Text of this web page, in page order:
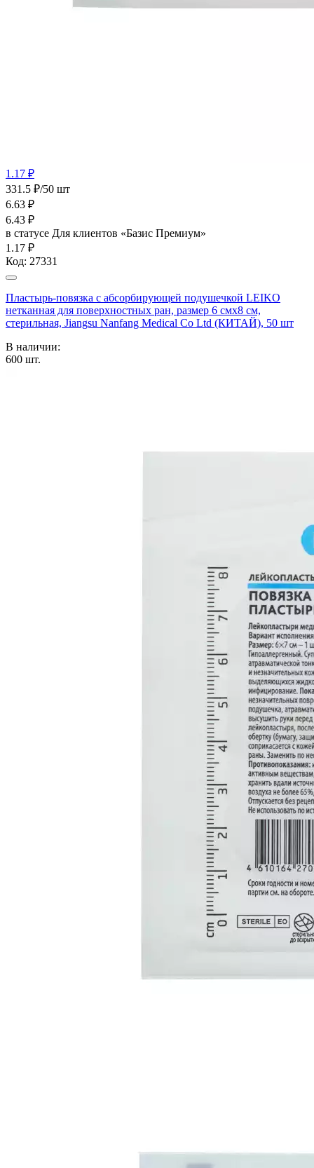
1.17 ₽
331.5 ₽/50 шт
6.63 ₽
6.43 ₽
в статусе Для клиентов «Базис Премиум»
1.17 ₽
Код: 27331
Пластырь-повязка с абсорбирующей подушечкой LEIKO
нетканная для поверхностных ран, размер 6 смх8 см,
стерильная, Jiangsu Nanfang Medical Co Ltd (КИТАЙ), 50 шт
В наличии:
600 шт.